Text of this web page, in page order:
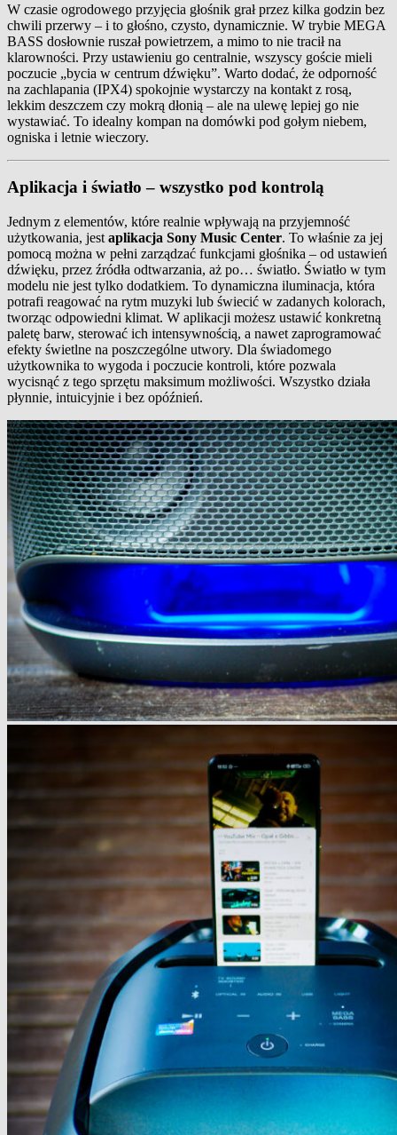
W czasie ogrodowego przyjęcia głośnik grał przez kilka godzin bez
chwili przerwy – i to głośno, czysto, dynamicznie. W trybie MEGA
BASS dosłownie ruszał powietrzem, a mimo to nie tracił na
klarowności. Przy ustawieniu go centralnie, wszyscy goście mieli
poczucie „bycia w centrum dźwięku”. Warto dodać, że odporność
na zachlapania (IPX4) spokojnie wystarczy na kontakt z rosą,
lekkim deszczem czy mokrą dłonią – ale na ulewę lepiej go nie
wystawiać. To idealny kompan na domówki pod gołym niebem,
ogniska i letnie wieczory.
Aplikacja i światło – wszystko pod kontrolą
Jednym z elementów, które realnie wpływają na przyjemność
użytkowania, jest aplikacja Sony Music Center. To właśnie za jej
pomocą można w pełni zarządzać funkcjami głośnika – od ustawień
dźwięku, przez źródła odtwarzania, aż po… światło. Światło w tym
modelu nie jest tylko dodatkiem. To dynamiczna iluminacja, która
potrafi reagować na rytm muzyki lub świecić w zadanych kolorach,
tworząc odpowiedni klimat. W aplikacji możesz ustawić konkretną
paletę barw, sterować ich intensywnością, a nawet zaprogramować
efekty świetlne na poszczególne utwory. Dla świadomego
użytkownika to wygoda i poczucie kontroli, które pozwala
wycisnąć z tego sprzętu maksimum możliwości. Wszystko działa
płynnie, intuicyjnie i bez opóźnień.